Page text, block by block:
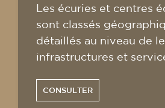
Les écuries et centres
sont classés
détaillés au niveau de
infrastructures et
CONSULTER